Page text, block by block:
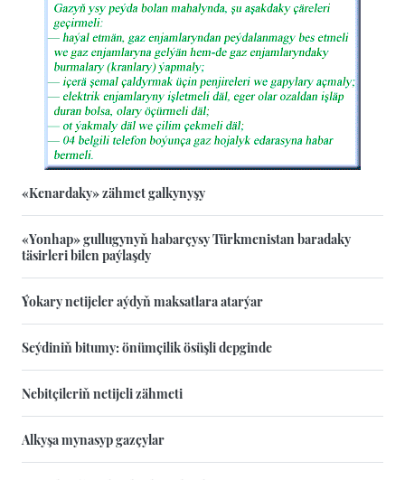
«Kenardaky» zähmet galkynyşy
«Yonhap» gullugynyň habarçysy Türkmenistan baradaky
täsirleri bilen paýlaşdy
Ýokary netijeler aýdyň maksatlara atarýar
Seýdiniň bitumy: önümçilik ösüşli depginde
Nebitçileriň netijeli zähmeti
Alkyşa mynasyp gazçylar